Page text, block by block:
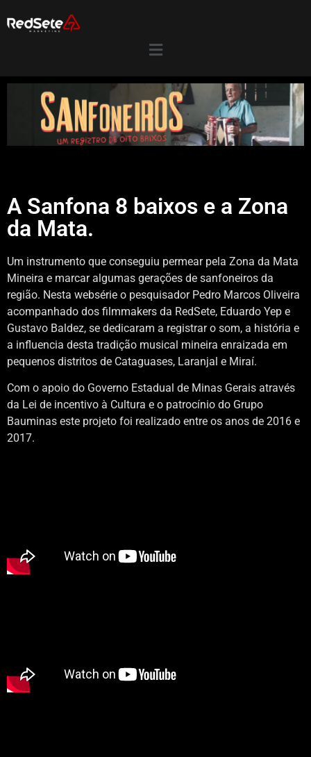
A Sanfona 8 baixos e a Zona
da Mata.
Um instrumento que conseguiu permear pela Zona da Mata
Mineira e marcar algumas gerações de sanfoneiros da
região. Nesta websérie o pesquisador Pedro Marcos Oliveira
acompanhado dos filmmakers da RedSete, Eduardo Yep e
Gustavo Baldez, se dedicaram a registrar o som, a história e
a influencia desta tradição musical mineira enraizada em
pequenos distritos de Cataguases, Laranjal e Miraí.
Com o apoio do Governo Estadual de Minas Gerais através
da Lei de incentivo à Cultura e o patrocínio do Grupo
Bauminas este projeto foi realizado entre os anos de 2016 e
2017.